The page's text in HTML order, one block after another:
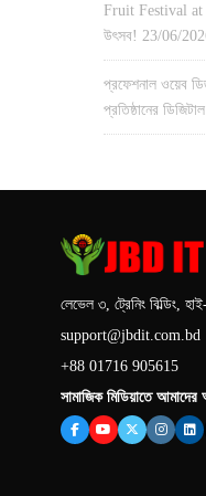
Fruit Festival at
উৎসব! 23/06/
প্রফেশনাল ওয়েব
প্রতিষ্ঠানের
লেভেল ৩, ট্রেনিং বিল্ডিং,
support@jbdit.com.bd
+88 01716 905615
সামাজিক মিডিয়াতে